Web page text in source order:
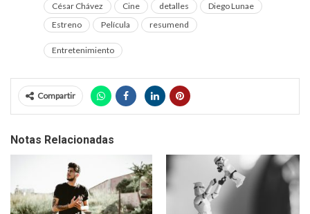
César Chávez Cine detalles
Diego Lunae
Estreno
Película resumend
Entretenimiento
Compartir
Notas Relacionadas